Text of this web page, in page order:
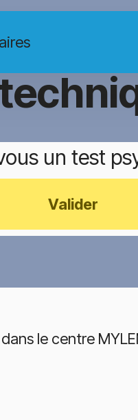
un test
Valider
le centre